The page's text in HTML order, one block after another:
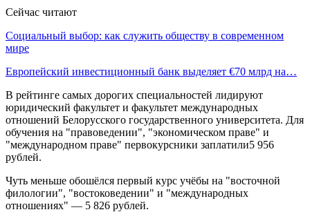
Сейчас читают
Социальный выбор: как служить обществу в современном
мире
Европейский инвестиционный банк выделяет €70 млрд на…
В рейтинге самых дорогих специальностей лидируют
юридический факультет и факультет международных
отношений Белорусского государственного университета. Для
обучения на "правоведении", "экономическом праве" и
"международном праве" первокурсники заплатили5 956
рублей.
Чуть меньше обошёлся первый курс учёбы на "восточной
филологии", "востоковедении" и "международных
отношениях" — 5 826 рублей.